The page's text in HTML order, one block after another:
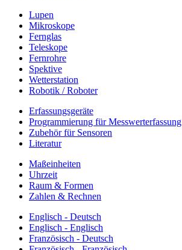
Lupen
Mikroskope
Fernglas
Teleskope
Fernrohre
Spektive
Wetterstation
Robotik / Roboter
Erfassungsgeräte
Programmierung für Messwerterfassung
Zubehör für Sensoren
Literatur
Maßeinheiten
Uhrzeit
Raum & Formen
Zahlen & Rechnen
Englisch - Deutsch
Englisch - Englisch
Französisch - Deutsch